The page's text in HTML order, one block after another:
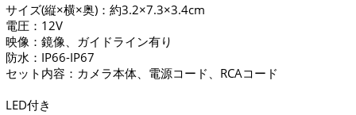
サイズ(縦×横×奥)：約3.2×7.3×3.4cm
電圧：12V
映像：鏡像、ガイドライン有り
防水：IP66-IP67
セット内容：カメラ本体、電源コード、RCAコード
LED付き